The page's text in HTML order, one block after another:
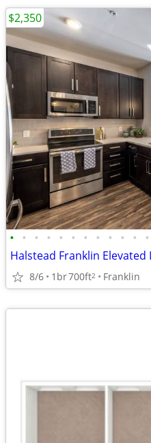
• • • • • • • • • • • •
Halstead Franklin
8/6 1br700ft2 Franklin
$2,350